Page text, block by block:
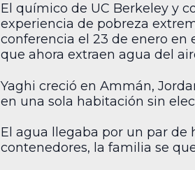
El químico de UC Berkeley y
experiencia de pobreza
conferencia el 23 de enero en
que ahora extraen agua del
Yaghi creció en Ammán,
en una sola habitación sin
El agua llegaba por un par de
contenedores, la familia se